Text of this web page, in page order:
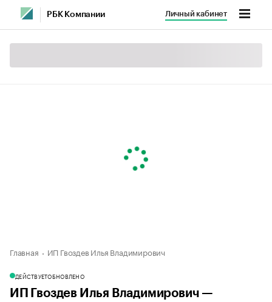
РБК Компании Личный кабинет
Главная ИП Гвоздев Илья Владимирович
ДЕЙСТВУЕТОБНОВЛЕНО
ИП Гвоздев Илья Владимирович —